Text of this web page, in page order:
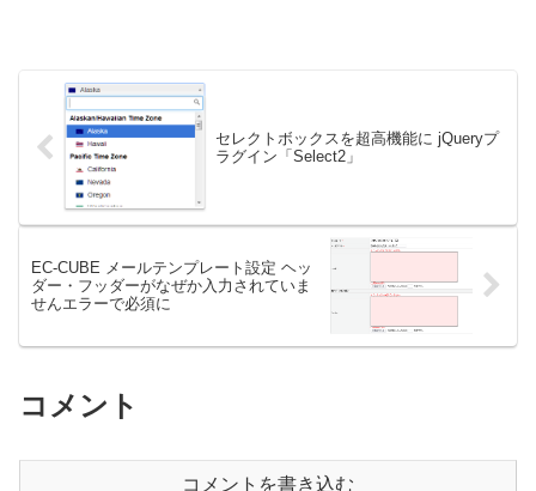
セレクトボックスを超高機能に jQueryプ
ラグイン「Select2」
EC-CUBE メールテンプレート設定 ヘッ
ダー・フッダーがなぜか入力されていま
せんエラーで必須に
コメント
コメントを書き込む